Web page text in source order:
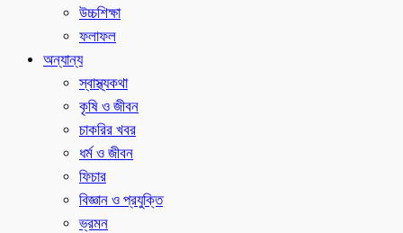
উচ্চশিক্ষা
ফলাফল
অন্যান্য
স্বাস্থ্যকথা
কৃষি ও জীবন
চাকরির খবর
ধর্ম ও জীবন
ফিচার
বিজ্ঞান ও প্রযুক্তি
ভ্রমন